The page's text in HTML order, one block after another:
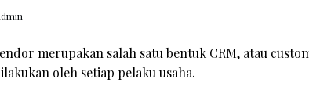
merupakan salah satu bentuk CRM, atau
oleh setiap pelaku usaha.